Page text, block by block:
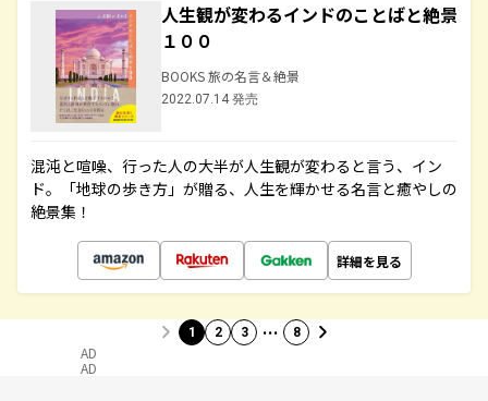
人生観が変わるインドのことばと絶景
１００
BOOKS 旅の名言＆絶景
2022.07.14 発売
混沌と喧噪、行った人の大半が人生観が変わると言う、イン
ド。「地球の歩き方」が贈る、人生を輝かせる名言と癒やしの
絶景集！
詳細を見る
1 2 3 … 8
AD
AD